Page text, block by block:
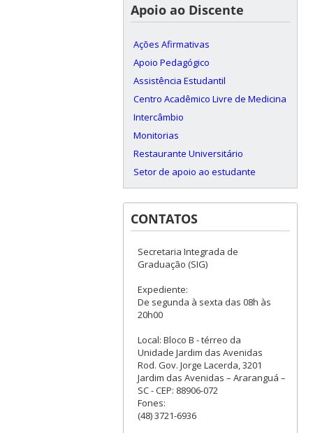
Apoio ao Discente
Ações Afirmativas
Apoio Pedagógico
Assistência Estudantil
Centro Acadêmico Livre de Medicina
Intercâmbio
Monitorias
Restaurante Universitário
Setor de apoio ao estudante
CONTATOS
Secretaria Integrada de
Graduação (SIG)
Expediente:
De segunda à sexta das 08h às
20h00
Local: Bloco B - térreo da
Unidade Jardim das Avenidas
Rod. Gov. Jorge Lacerda, 3201
Jardim das Avenidas – Araranguá –
SC - CEP: 88906-072
Fones:
(48) 3721-6936